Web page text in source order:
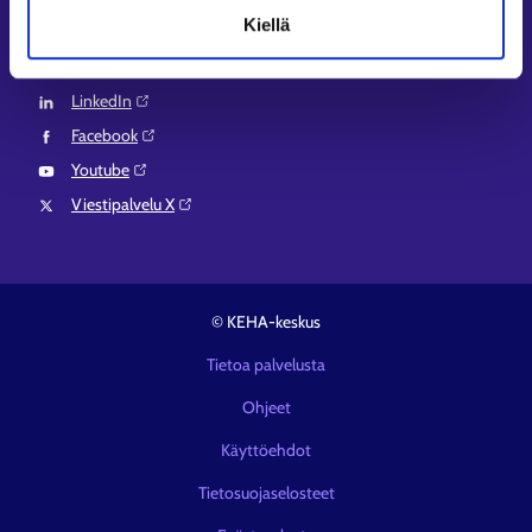
Kiellä
Instagram⁠
LinkedIn⁠
Facebook⁠
Youtube⁠
Viestipalvelu X⁠
© KEHA-keskus
Tietoa palvelusta
Ohjeet
Käyttöehdot
Tietosuojaselosteet